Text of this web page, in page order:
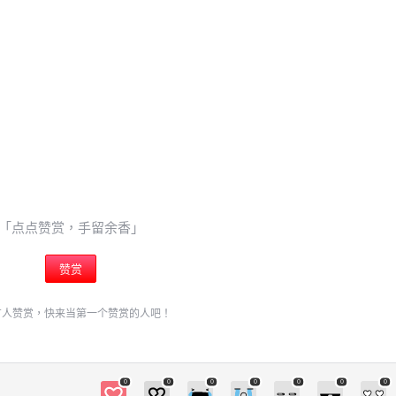
「点点赞赏，手留余香」
赞赏
赞赏，快来当第一个赞赏的人吧！
0 0 0 0 0 0 0